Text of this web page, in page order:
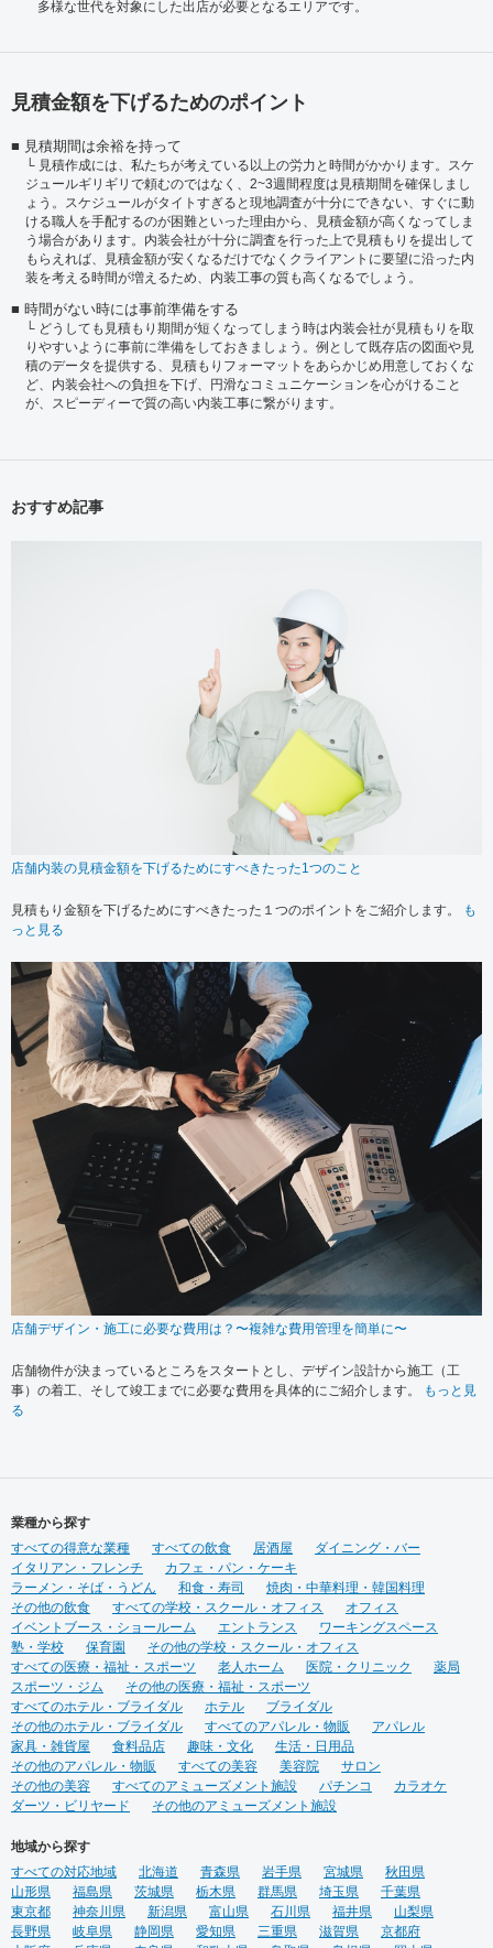
多様な世代を対象にした出店が必要となるエリアです。
見積金額を下げるためのポイント
見積期間は余裕を持って
見積作成には、私たちが考えている以上の労力と時間がかかります。スケ
ジュールギリギリで頼むのではなく、2~3週間程度は見積期間を確保しまし
ょう。スケジュールがタイトすぎると現地調査が十分にできない、すぐに動
ける職人を手配するのが困難といった理由から、見積金額が高くなってしま
う場合があります。内装会社が十分に調査を行った上で見積もりを提出して
もらえれば、見積金額が安くなるだけでなくクライアントに要望に沿った内
装を考える時間が増えるため、内装工事の質も高くなるでしょう。
時間がない時には事前準備をする
どうしても見積もり期間が短くなってしまう時は内装会社が見積もりを取
りやすいように事前に準備をしておきましょう。例として既存店の図面や見
積のデータを提供する、見積もりフォーマットをあらかじめ用意しておくな
ど、内装会社への負担を下げ、円滑なコミュニケーションを心がけること
が、スピーディーで質の高い内装工事に繋がります。
おすすめ記事
店舗内装の見積金額を下げるためにすべきたった1つのこと
見積もり金額を下げるためにすべきたった１つのポイントをご紹介します。
も
っと見る
店舗デザイン・施工に必要な費用は？〜複雑な費用管理を簡単に〜
店舗物件が決まっているところをスタートとし、デザイン設計から施工（工
事）の着工、そして竣工までに必要な費用を具体的にご紹介します。
もっと見
る
業種から探す
すべての得意な業種
すべての飲食 居酒屋
ダイニング・バー
イタリアン・フレンチ
カフェ・パン・ケーキ
ラーメン・そば・うどん
和食・寿司
焼肉・中華料理・韓国料理
その他の飲食
すべての学校・スクール・オフィス
オフィス
イベントブース・ショールーム
エントランス
ワーキングスペース
塾・学校
保育園
その他の学校・スクール・オフィス
すべての医療・福祉・スポーツ
老人ホーム 医院・クリニック
薬局
スポーツ・ジム
その他の医療・福祉・スポーツ
すべてのホテル・ブライダル
ホテル
ブライダル
その他のホテル・ブライダル
すべてのアパレル・物販
アパレル
家具・雑貨屋
食料品店 趣味・文化
生活・日用品
その他のアパレル・物販
すべての美容 美容院
サロン
その他の美容
すべてのアミューズメント施設 パチンコ
カラオケ
ダーツ・ビリヤード
その他のアミューズメント施設
地域から探す
すべての対応地域
北海道 青森県 岩手県 宮城県
秋田県
山形県
福島県 茨城県 栃木県 群馬県 埼玉県
千葉県
東京都
神奈川県 新潟県 富山県 石川県 福井県
山梨県
長野県
岐阜県 静岡県 愛知県 三重県 滋賀県
京都府